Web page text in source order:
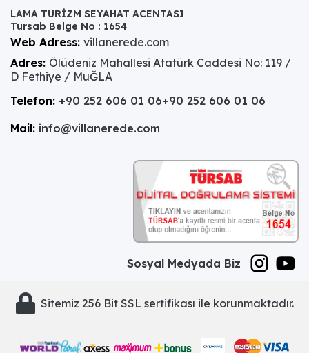
LAMA TURİZM SEYAHAT ACENTASI
Tursab Belge No : 1654
Web Adress: villanerede.com
Adres: Ölüdeniz Mahallesi Atatürk Caddesi No: 119 /
D Fethiye / MuĞLA
Telefon: +90 252 606 01 06+90 252 606 01 06
Mail: info@villanerede.com
Sosyal Medyada Biz
Sitemiz 256 Bit SSL sertifikası ile korunmaktadır.